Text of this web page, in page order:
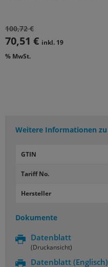
100,72 €
70,51 € inkl. 19
% MwSt.
Weitere Informationen zu
GTIN
Tariff No.
Hersteller
Dokumente
Datenblatt
(Druckansicht)
Datenblatt (Englisch)